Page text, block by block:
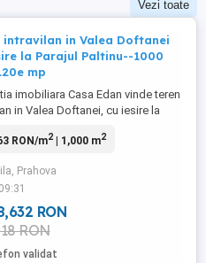
Vezi toate
intravilan in Valea Doftanei
la Parajul Paltinu--1000
mp
imobiliara Casa Edan vinde teren
in Valea Doftanei, cu iesire la
pensiune, cabana, priveliste
de padure, un singur
de vacanta), intimitate ridicata;
...
RON/m2| 1,000 m2
Prahova
RON
RON
validat